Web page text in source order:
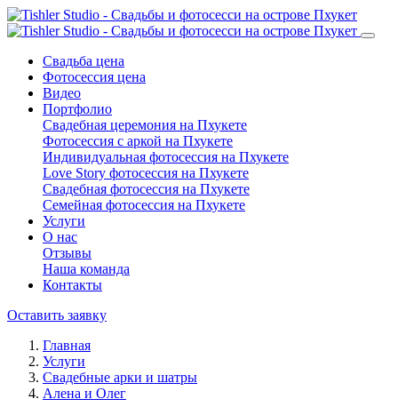
Свадьба цена
Фотосессия цена
Видео
Портфолио
Свадебная церемония на Пхукете
Фотосессия с аркой на Пхукете
Индивидуальная фотосессия на Пхукете
Love Story фотосессия на Пхукете
Свадебная фотосессия на Пхукете
Семейная фотосессия на Пхукете
Услуги
О нас
Отзывы
Наша команда
Контакты
Оставить заявку
Главная
Услуги
Свадебные арки и шатры
Алена и Олег